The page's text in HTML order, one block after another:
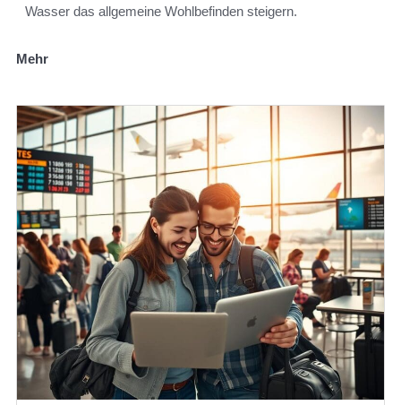
Wasser das allgemeine Wohlbefinden steigern.
Mehr